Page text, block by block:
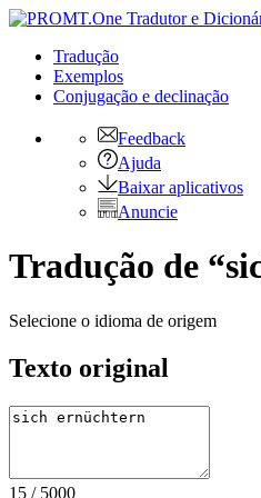
Tradução
Exemplos
Conjugação e declinação
Feedback
Ajuda
Baixar aplicativos
Anuncie
Tradução de
Selecione o idioma de origem
Texto original
15 / 5000